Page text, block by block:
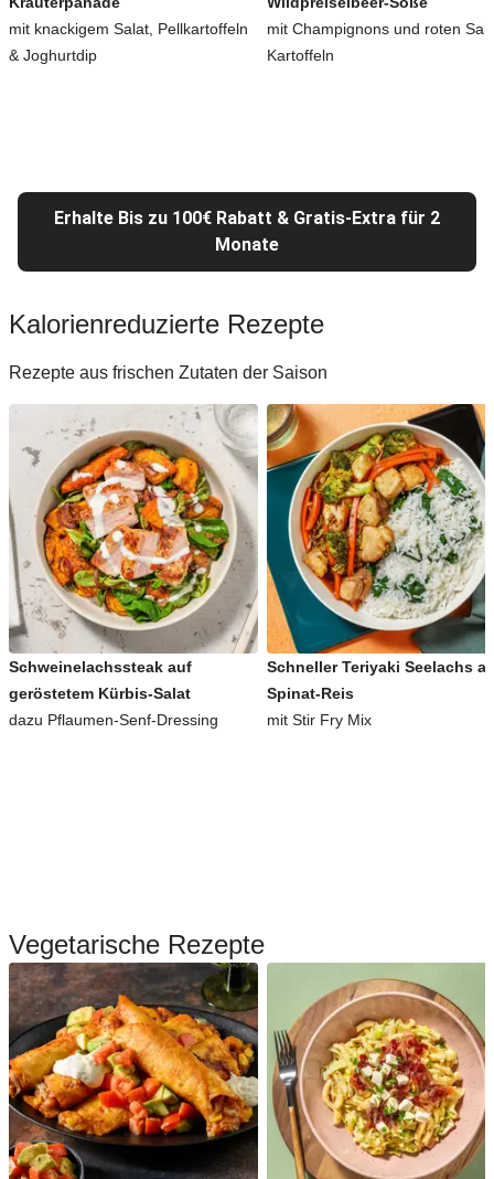
mit knackigem Salat, Pellkartoffeln
& Joghurtdip
mit Champignons und roten
Kartoffeln
Erhalte Bis zu 100€ Rabatt & Gratis-Extra für 2
Monate
Kalorienreduzierte Rezepte
Rezepte aus frischen Zutaten der Saison
Schweinelachssteak auf
geröstetem Kürbis-Salat
dazu Pflaumen-Senf-Dressing
Schneller Teriyaki Seelachs
Spinat-Reis
mit Stir Fry Mix
Vegetarische Rezepte